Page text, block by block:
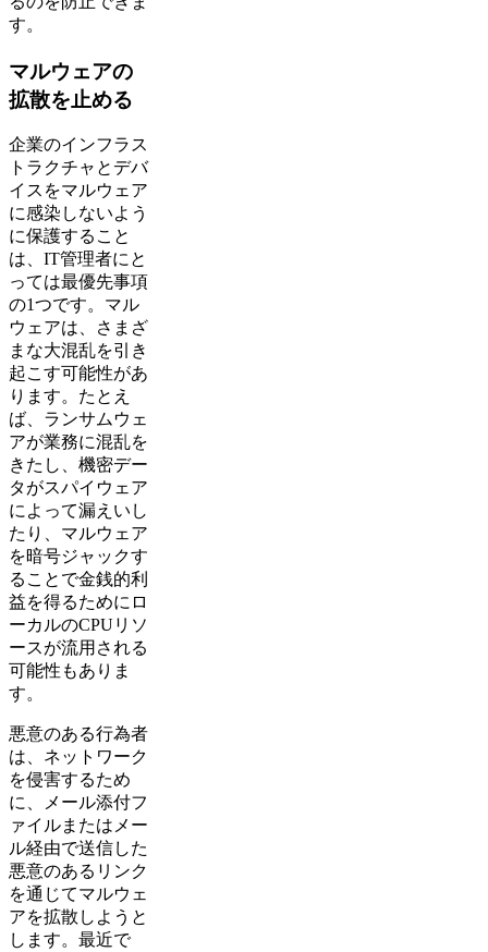
す。
マルウェアの
拡散を止める
企業のインフラス
トラクチャとデバ
イスをマルウェア
に感染しないよう
に保護すること
は、IT管理者にと
っては最優先事項
の1つです。マル
ウェアは、さまざ
まな大混乱を引き
起こす可能性があ
ります。たとえ
ば、ランサムウェ
アが業務に混乱を
きたし、機密デー
タがスパイウェア
によって漏えいし
たり、マルウェア
を暗号ジャックす
ることで金銭的利
益を得るためにロ
ーカルのCPUリソ
ースが流用される
可能性もありま
す。
悪意のある行為者
は、ネットワーク
を侵害するため
に、メール添付フ
ァイルまたはメー
ル経由で送信した
悪意のあるリンク
を通じてマルウェ
アを拡散しようと
します。最近で